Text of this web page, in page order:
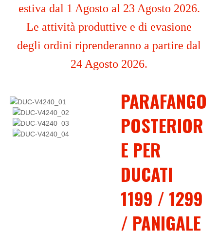
estiva dal 1 Agosto al 23 Agosto 2026.
Le attività produttive e di evasione
degli ordini riprenderanno a partire dal
24 Agosto 2026.
PARAFANGO
POSTERIOR
E PER
DUCATI
1199 / 1299
/ PANIGALE